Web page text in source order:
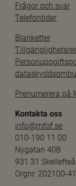
Frågor och svar
Telefontider
Blanketter
Prenumerera på
Kontakta oss
info@mfof.se
010-190 11 00
Nygatan 40B
931 31 Skellefteå
Orgnr: 202100-